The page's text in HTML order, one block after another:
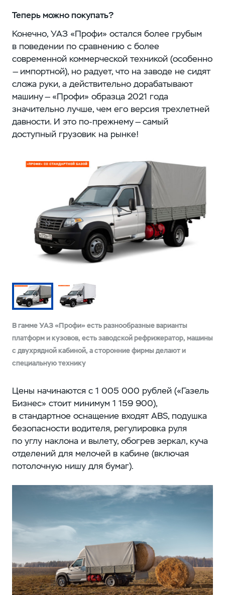
Теперь можно покупать?
Конечно, УАЗ «Профи» остался более грубым
в поведении по сравнению с более
современной коммерческой техникой (особенно
— импортной), но радует, что на заводе не сидят
сложа руки, а действительно дорабатывают
машину — «Профи» образца 2021 года
значительно лучше, чем его версия трехлетней
давности. И это по-прежнему — самый
доступный грузовик на рынке!
В гамме УАЗ «Профи» есть разнообразные варианты
платформ и кузовов, есть заводской рефрижератор, машины
с двухрядной кабиной, а сторонние фирмы делают и
специальную технику
Цены начинаются с 1 005 000 рублей («Газель
Бизнес» стоит минимум 1 159 900),
в стандартное оснащение входят ABS, подушка
безопасности водителя, регулировка руля
по углу наклона и вылету, обогрев зеркал, куча
отделений для мелочей в кабине (включая
потолочную нишу для бумаг).